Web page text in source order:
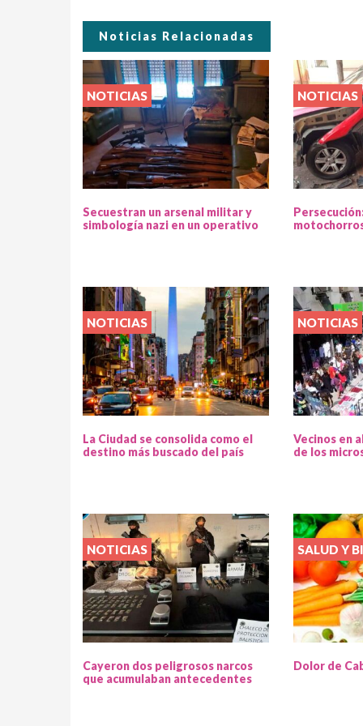
Noticias Relacionadas
NOTICIAS
Secuestran un arsenal militar y
simbología nazi en un operativo
NOTICIAS
NOTICIAS
La Ciudad se consolida como el
destino más buscado del país
NOTICIAS
Vecinos en
de los
NOTICIAS
Cayeron dos peligrosos narcos
que acumulaban antecedentes
SALUD Y
Dolor de